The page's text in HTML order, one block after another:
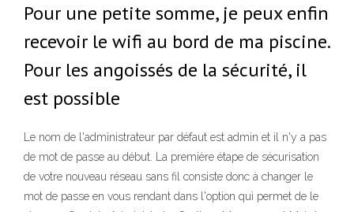
Pour une petite somme, je peux enfin
recevoir le wifi au bord de ma piscine.
Pour les angoissés de la sécurité, il
est possible
Le nom de l'administrateur par défaut est admin et il n'y a pas
de mot de passe au début. La première étape de sécurisation
de votre nouveau réseau sans fil consiste donc à changer le
mot de passe en vous rendant dans l'option qui permet de le